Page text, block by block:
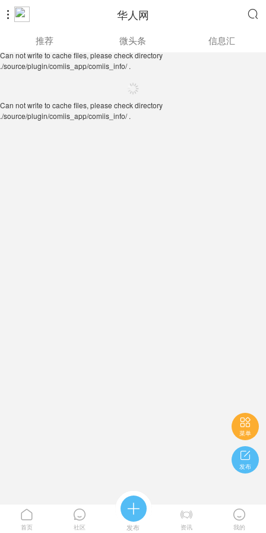
 华人网 
./source/plugin/comiis_app/comiis_info/ .
推荐 微头条 信息汇
Can not write to cache files, please check directory
./source/plugin/comiis_app/comiis_info/ .

菜单

发布

首页

社区

发布

资讯

我的
Can not write to cache files, please check directory
./source/plugin/comiis_app/comiis_info/ .